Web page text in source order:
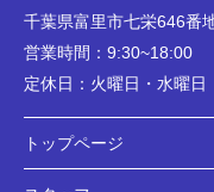
千葉県富里市七栄646番
営業時間： 9:30~18:00
定休日： 火曜日・水曜日
トップページ